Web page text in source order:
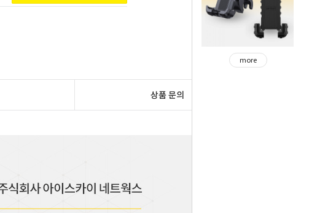
more
상품 문의